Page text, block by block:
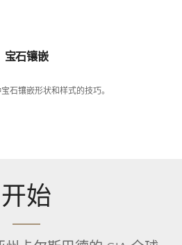
宝石镶嵌
石镶嵌形状和样式的技巧。
开始